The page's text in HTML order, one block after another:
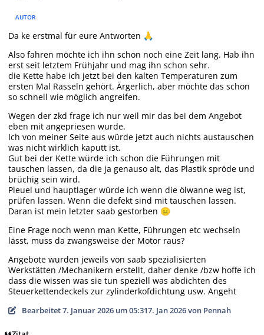
AUTOR
Da ke erstmal für eure Antworten 🙏
Also fahren möchte ich ihn schon noch eine Zeit lang. Hab ihn
erst seit letztem Frühjahr und mag ihn schon sehr.
die Kette habe ich jetzt bei den kalten Temperaturen zum
ersten Mal Rasseln gehört. Ärgerlich, aber möchte das schon
so schnell wie möglich angreifen.
Wegen der zkd frage ich nur weil mir das bei dem Angebot
eben mit angepriesen wurde.
Ich von meiner Seite aus würde jetzt auch nichts austauschen
was nicht wirklich kaputt ist.
Gut bei der Kette würde ich schon die Führungen mit
tauschen lassen, da die ja genauso alt, das Plastik spröde und
brüchig sein wird.
Pleuel und hauptlager würde ich wenn die ölwanne weg ist,
prüfen lassen. Wenn die defekt sind mit tauschen lassen.
Daran ist mein letzter saab gestorben 😑
Eine Frage noch wenn man Kette, Führungen etc wechseln
lässt, muss da zwangsweise der Motor raus?
Angebote wurden jeweils von saab spezialisierten
Werkstätten /Mechanikern erstellt, daher denke /bzw hoffe ich
dass die wissen was sie tun speziell was abdichten des
Steuerkettendeckels zur zylinderkofdichtung usw. Angeht
Bearbeitet7. Januar 2026 um 05:317. Jan 2026von Pennah